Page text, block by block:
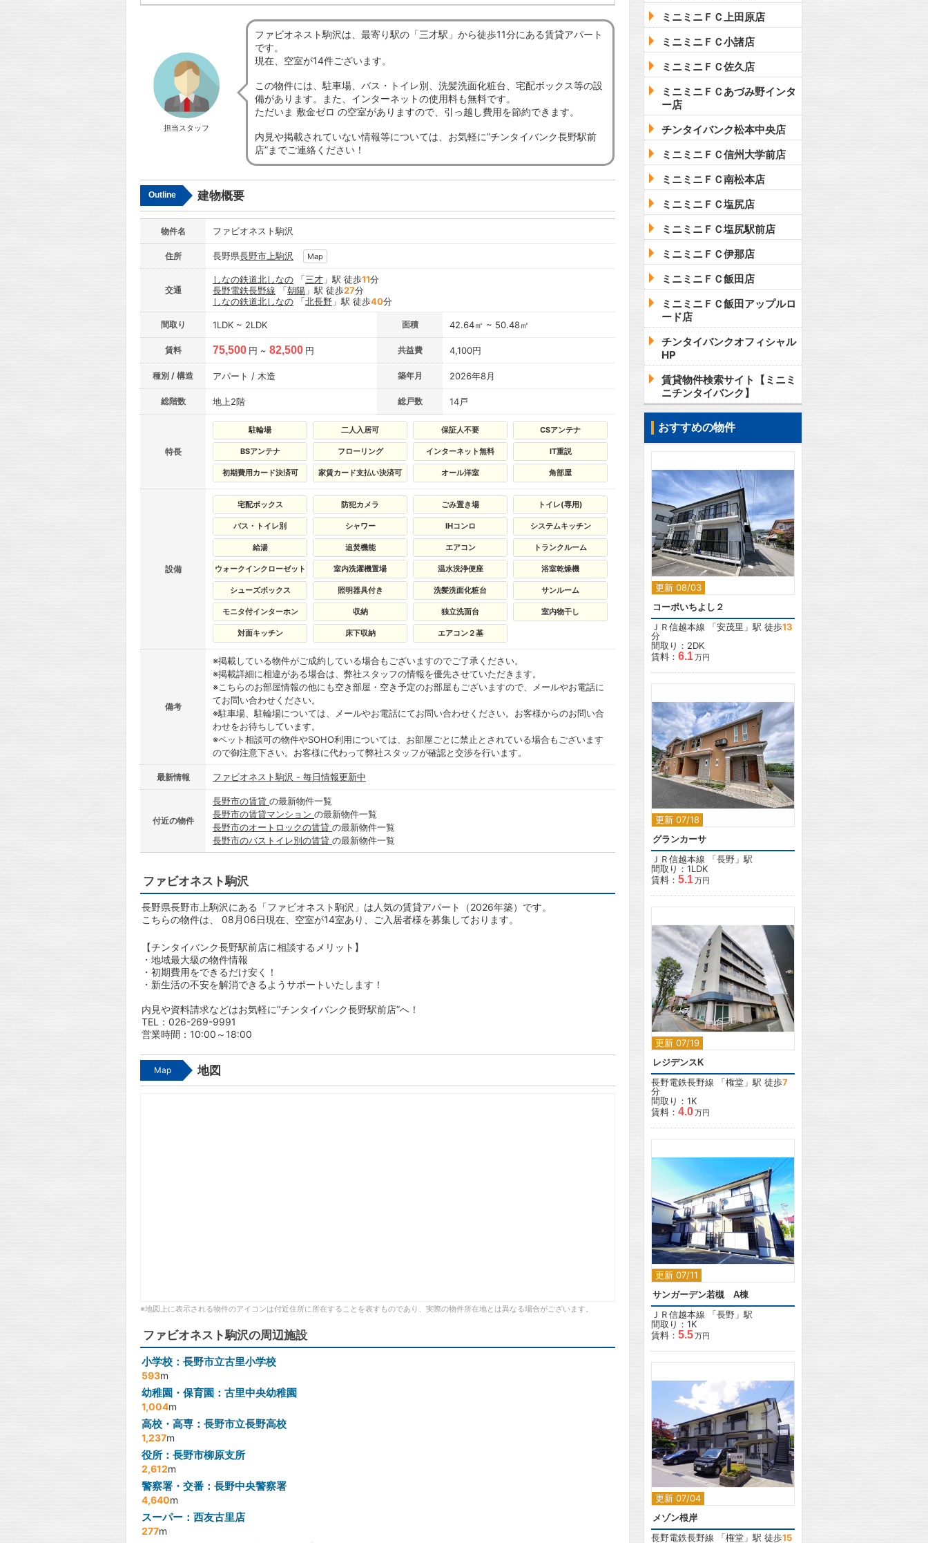
担当スタッフ
ファビオネスト駒沢は、最寄り駅の「三才駅」から徒歩11分にある賃貸アパート
です。
現在、空室が14件ございます。
この物件には、駐車場、バス・トイレ別、洗髪洗面化粧台、宅配ボックス等の設
備があります。また、インターネットの使用料も無料です。
ただいま 敷金ゼロ の空室がありますので、引っ越し費用を節約できます。
内見や掲載されていない情報等については、お気軽に”チンタイバンク長野駅前
店”までご連絡ください！
Outline 建物概要
物件名 ファビオネスト駒沢
住所 長野県長野市 上駒沢 Map
交通
しなの鉄道北しなの 「三才 」駅 徒歩11分
長野電鉄長野線 「朝陽 」駅 徒歩27分
しなの鉄道北しなの 「北長野 」駅 徒歩40分
間取り 1LDK ~ 2LDK 面積 42.64㎡ ~ 50.48㎡
賃料 75,500 円 ~ 82,500 円 共益費 4,100円
種別 / 構造 アパート / 木造 築年月 2026年8月
総階数 地上2階 総戸数 14戸
特長
駐輪場 二人入居可 保証人不要 CSアンテナ
BSアンテナ フローリング インターネット無料 IT重説
初期費用カード決済可 家賃カード支払い決済可 オール洋室 角部屋
設備
宅配ボックス 防犯カメラ ごみ置き場 トイレ(専用)
バス・トイレ別 シャワー IHコンロ システムキッチン
給湯 追焚機能 エアコン トランクルーム
ウォークインクローゼット 室内洗濯機置場 温水洗浄便座 浴室乾燥機
シューズボックス 照明器具付き 洗髪洗面化粧台 サンルーム
モニタ付インターホン 収納 独立洗面台 室内物干し
対面キッチン 床下収納 エアコン２基
備考
※掲載している物件がご成約している場合もございますのでご了承ください。
※掲載詳細に相違がある場合は、弊社スタッフの情報を優先させていただきます。
※こちらのお部屋情報の他にも空き部屋・空き予定のお部屋もございますので、メールやお電話に
てお問い合わせください。
※駐車場、駐輪場については、メールやお電話にてお問い合わせください。お客様からのお問い合
わせをお待ちしています。
※ペット相談可の物件やSOHO利用については、お部屋ごとに禁止とされている場合もございます
ので御注意下さい。お客様に代わって弊社スタッフが確認と交渉を行います。
最新情報 ファビオネスト駒沢 - 毎日情報更新中
付近の物件
長野市の賃貸 の最新物件一覧
長野市の賃貸マンション の最新物件一覧
長野市のオートロックの賃貸 の最新物件一覧
長野市のバストイレ別の賃貸 の最新物件一覧
ファビオネスト駒沢
長野県長野市上駒沢にある「ファビオネスト駒沢」は人気の賃貸アパート（2026年築）です。
こちらの物件は、 08月06日現在、空室が14室あり、ご入居者様を募集しております。
【チンタイバンク長野駅前店に相談するメリット】
・地域最大級の物件情報
・初期費用をできるだけ安く！
・新生活の不安を解消できるようサポートいたします！
内見や資料請求などはお気軽に”チンタイバンク長野駅前店”へ！
TEL：026-269-9991
営業時間：10:00～18:00
Map 地図
※地図上に表示される物件のアイコンは付近住所に所在することを表すものであり、実際の物件所在地とは異なる場合がございます。
ファビオネスト駒沢の周辺施設
小学校：長野市立古里小学校
593m
幼稚園・保育園：古里中央幼稚園
1,004m
高校・高専：長野市立長野高校
1,237m
役所：長野市柳原支所
2,612m
警察署・交番：長野中央警察署
4,640m
スーパー：西友古里店
277m
ミニミニＦＣ上田原店
ミニミニＦＣ小諸店
ミニミニＦＣ佐久店
ミニミニＦＣあづみ野インタ
ー店
チンタイバンク松本中央店
ミニミニＦＣ信州大学前店
ミニミニＦＣ南松本店
ミニミニＦＣ塩尻店
ミニミニＦＣ塩尻駅前店
ミニミニＦＣ伊那店
ミニミニＦＣ飯田店
ミニミニＦＣ飯田アップルロ
ード店
チンタイバンクオフィシャル
HP
賃貸物件検索サイト【ミニミ
ニチンタイバンク】
おすすめの物件
更新 08/03
2
コーポいちよし２
ＪＲ信越本線 「安茂里 」駅 徒歩13
分
間取り：2DK
賃料： 6.1万円
更新 07/18
2
グランカーサ
ＪＲ信越本線 「長野 」駅
間取り：1LDK
賃料： 5.1万円
更新 07/19
2
レジデンスK
長野電鉄長野線 「権堂 」駅 徒歩7
分
間取り：1K
賃料： 4.0万円
更新 07/11
2
サンガーデン若槻 A棟
ＪＲ信越本線 「長野 」駅
間取り：1K
賃料： 5.5万円
更新 07/04
2
メゾン根岸
長野電鉄長野線 「権堂 」駅 徒歩15